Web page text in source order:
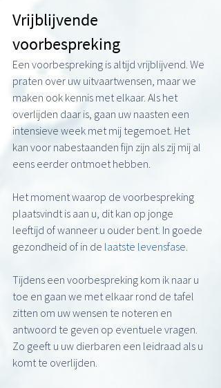
Vrijblijvende
voorbespreking
Een voorbespreking is altijd vrijblijvend. We
praten over uw uitvaartwensen, maar we
maken ook kennis met elkaar. Als het
overlijden daar is, gaan uw naasten een
intensieve week met mij tegemoet. Het
kan voor nabestaanden fijn zijn als zij mij al
eens eerder ontmoet hebben.
Het moment waarop de voorbespreking
plaatsvindt is aan u, dit kan op jonge
leeftijd of wanneer u ouder bent. In goede
gezondheid of in de laatste levensfase.
Tijdens een voorbespreking kom ik naar u
toe en gaan we met elkaar rond de tafel
zitten om uw wensen te noteren en
antwoord te geven op eventuele vragen.
Zo geeft u uw dierbaren een leidraad als u
komt te overlijden.